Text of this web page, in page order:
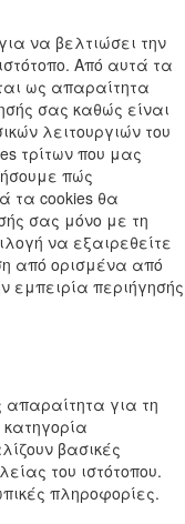
να βελτιώσει την
Από αυτά τα
ως απαραίτητα
σας καθώς είναι
λειτουργιών του
τρίτων που μας
πώς
τα cookies θα
σας μόνο με τη
να εξαιρεθείτε
από ορισμένα από
εμπειρία περιήγησής
για τη
κατηγορία
βασικές
του ιστότοπου.
πληροφορίες.